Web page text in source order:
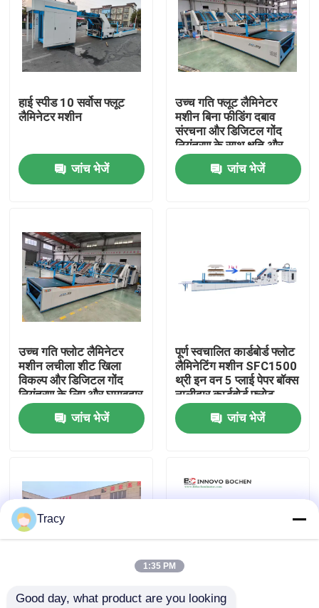
उत्पादों
वीआर शो
कारखाना भ्रमण
गुणवत्ता नियंत्रण
हाई स्पीड बांसुरी लैमिनेटर मशीन
लिथो लेमिनेटर
हाई स्पीड 10 सर्वोस फ्लूट
लैमिनेटर मशीन
जांच भेजें
उच्च गति फ्लूट लैमिनेटर
मशीन बिना फीडिंग दबाव
संरचना और डिजिटल गोंद
नियंत्रण के साथ क्षति और
गोंद अपशिष्ट को कम करने के
लिए
जांच भेजें
उच्च गति फ्लोट लैमिनेटर
मशीन लचीला शीट खिला
विकल्प और डिजिटल गोंद
नियंत्रण के लिए और घुमावदार
लैमिनेशन की पेशकश
जांच भेजें
पूर्ण स्वचालित कार्डबोर्ड फ्लोट
लैमिनेटिंग मशीन SFC1500
थ्री इन वन 5 प्लाई पेपर बॉक्स
नालीदार कार्डबोर्ड फ्लोट
लैमिनेट मशीन
जांच भेजें
200 मीटर/मिनट की गति के उच्च गति बांसुरी लेमिनेटिंग
Tracy
1:35 PM
Good day, what product are you looking